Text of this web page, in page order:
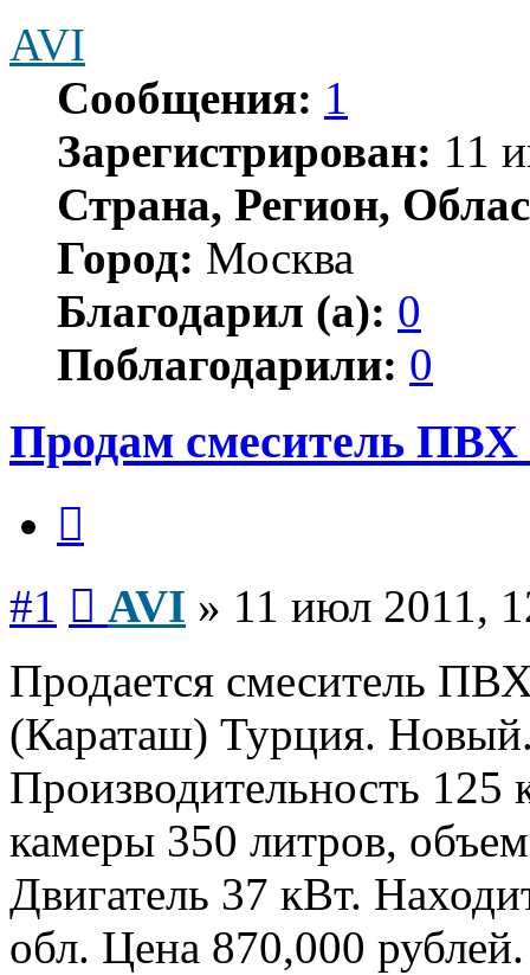
AVI
Сообщения: 1
Зарегистрирован: 11
Страна, Регион,
Город: Москва
Благодарил (а): 0
Поблагодарили: 0
Продам смеситель
#1 AVI » 11 июл 2011,
Продается смеситель
(Караташ) Турция.
Производительность 125
камеры 350 литров,
Двигатель 37 кВт.
обл. Цена 870,000 рублей.